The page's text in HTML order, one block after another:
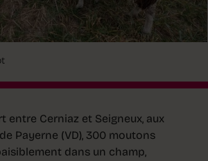
entre Cerniaz et Seigneux, aux
Payerne (VD), 300 moutons
dans un champ,